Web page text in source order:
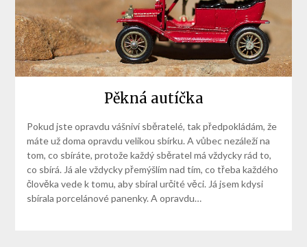
Pěkná autíčka
Pokud jste opravdu vášniví sběratelé, tak předpokládám, že
máte už doma opravdu velikou sbírku. A vůbec nezáleží na
tom, co sbíráte, protože každý sběratel má vždycky rád to,
co sbírá. Já ale vždycky přemýšlím nad tím, co třeba každého
člověka vede k tomu, aby sbíral určité věci. Já jsem kdysi
sbírala porcelánové panenky. A opravdu…